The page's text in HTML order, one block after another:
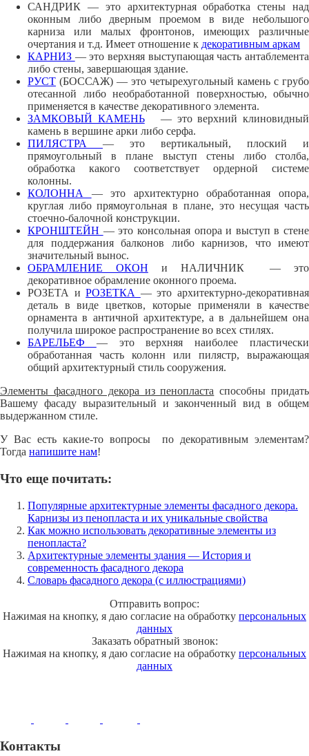
САНДРИК — это архитектурная обработка стены над
оконным либо дверным проемом в виде небольшого
карниза или малых фронтонов, имеющих различные
очертания и т.д. Имеет отношение к декоративным аркам
КАРНИЗ — это верхняя выступающая часть антаблемента
либо стены, завершающая здание.
РУСТ (БОССАЖ) — это четырехугольный камень с грубо
отесанной либо необработанной поверхностью, обычно
применяется в качестве декоративного элемента.
ЗАМКОВЫЙ КАМЕНЬ— это верхний клиновидный
камень в вершине арки либо ceрфa.
ПИЛЯСТРА — это вертикальный, плоский и
прямоугольный в плане выступ стены либо столба,
обработка какого соответствует ордерной системе
колонны.
КОЛОННА — это архитектурно обработанная опора,
круглая либо прямоугольная в плане, это несущая часть
стоечно-балочной конструкции.
КРОНШТЕЙН — это консольная опора и выступ в стене
для поддержания балконов либо карнизов, что имеют
значительный вынос.
ОБРАМЛЕНИЕ ОКОН и НАЛИЧНИК — это
декоративное обрамление оконного проема.
РОЗЕТА иРОЗЕТКА — это архитектурно-декоративная
деталь в виде цветков, которые применяли в качестве
орнамента в античной архитектуре, а в дальнейшем она
получила широкое распространение во всех стилях.
БАРЕЛЬЕФ — это верхняя наиболее пластически
обработанная часть колонн или пилястр, выражающая
общий архитектурный стиль сооружения.
Элементы фасадного декора из пенопласта способны придать
Вашему фасаду выразительный и законченный вид в общем
выдержанном стиле.
У Вас есть какие-то вопросы по декоративным элементам?
Тогда напишите нам!
Что еще почитать:
Популярные архитектурные элементы фасадного декора.
Карнизы из пенопласта и их уникальные свойства
Как можно использовать декоративные элементы из
пенопласта?
Архитектурные элементы здания — История и
современность фасадного декора
Словарь фасадного декора (с иллюстрациями)
Отправить вопрос:
Нажимая на кнопку, я даю согласие на обработку персональных
данных
Заказать обратный звонок:
Нажимая на кнопку, я даю согласие на обработку персональных
данных
Контакты